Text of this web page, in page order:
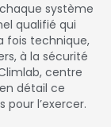
système
qualifié qui
fois technique,
à la sécurité
centre
détail ce
l’exercer.